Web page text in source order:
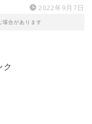
2022年9月7日
場合があります